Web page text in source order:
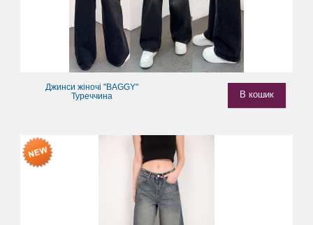
Джинси жіночі "BAGGY"
Туреччина
В кошик